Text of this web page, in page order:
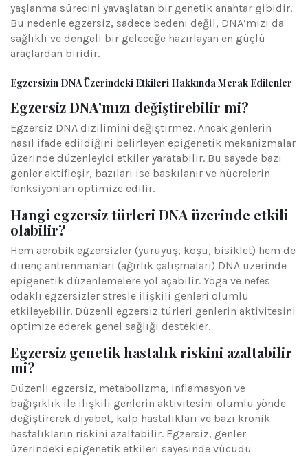
yaşlanma sürecini yavaşlatan bir genetik anahtar gibidir.
Bu nedenle egzersiz, sadece bedeni değil, DNA’mızı da
sağlıklı ve dengeli bir geleceğe hazırlayan en güçlü
araçlardan biridir.
Egzersizin DNA Üzerindeki Etkileri Hakkında Merak Edilenler
Egzersiz DNA’mızı değiştirebilir mi?
Egzersiz DNA dizilimini değiştirmez. Ancak genlerin
nasıl ifade edildiğini belirleyen epigenetik mekanizmalar
üzerinde düzenleyici etkiler yaratabilir. Bu sayede bazı
genler aktifleşir, bazıları ise baskılanır ve hücrelerin
fonksiyonları optimize edilir.
Hangi egzersiz türleri DNA üzerinde etkili
olabilir?
Hem aerobik egzersizler (yürüyüş, koşu, bisiklet) hem de
direnç antrenmanları (ağırlık çalışmaları) DNA üzerinde
epigenetik düzenlemelere yol açabilir. Yoga ve nefes
odaklı egzersizler stresle ilişkili genleri olumlu
etkileyebilir. Düzenli egzersiz türleri genlerin aktivitesini
optimize ederek genel sağlığı destekler.
Egzersiz genetik hastalık riskini azaltabilir
mi?
Düzenli egzersiz, metabolizma, inflamasyon ve
bağışıklık ile ilişkili genlerin aktivitesini olumlu yönde
değiştirerek diyabet, kalp hastalıkları ve bazı kronik
hastalıkların riskini azaltabilir. Egzersiz, genler
üzerindeki epigenetik etkileri sayesinde vücudu